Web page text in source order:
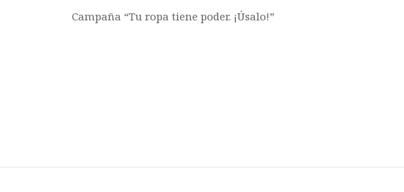
Campaña “Tu ropa tiene poder. ¡Úsalo!”